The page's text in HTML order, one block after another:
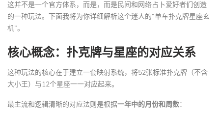
这并不是一个官方体系，而是，而是民间和网络占卜爱好者们创造
的一种玩法。下面我将为你详细解析这个迷人的“单车扑克牌星座玄
机”。
核心概念：扑克牌与星座的对应关系
这种玩法的核心在于建立一套映射系统，将52张标准扑克牌（不含
大小王）与12个星座一一对应起来。
最主流和逻辑清晰的对应法则是根据一年中的月份和周数：